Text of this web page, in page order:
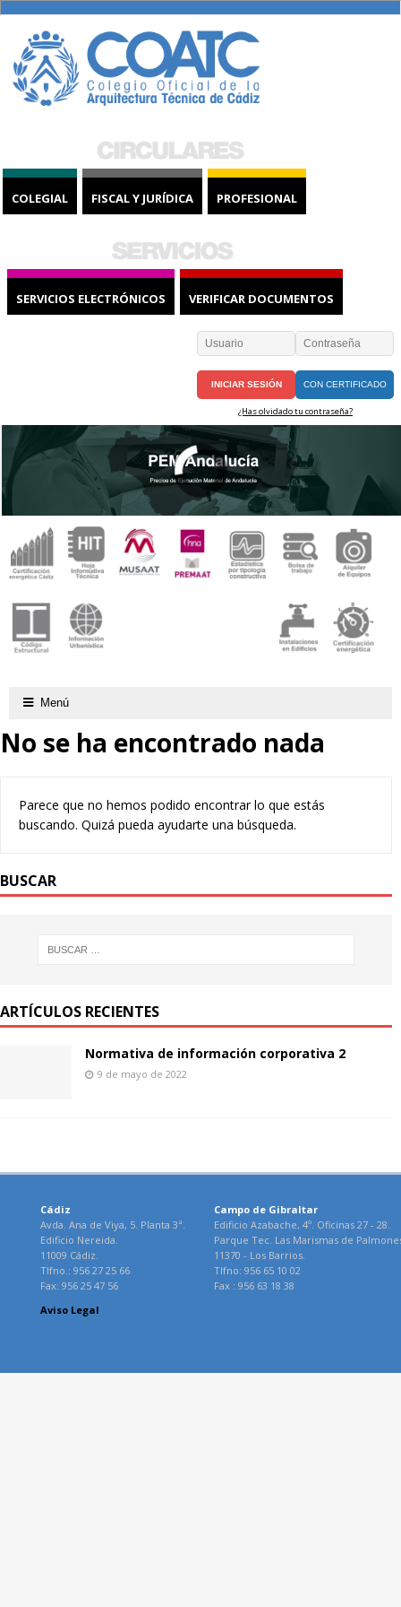
COLEGIAL FISCAL Y JURÍDICA PROFESIONAL
SERVICIOS ELECTRÓNICOS VERIFICAR DOCUMENTOS
CON CERTIFICADO
¿Has olvidado tu contraseña?
Menú
No se ha encontrado nada
Parece que no hemos podido encontrar lo que estás
buscando. Quizá pueda ayudarte una búsqueda.
BUSCAR
ARTÍCULOS RECIENTES
Normativa de información corporativa 2
9 de mayo de 2022
Cádiz
Avda. Ana de Viya, 5. Planta 3ª.
Edificio Nereida.
11009 Cádiz.
Tlfno.: 956 27 25 66
Fax: 956 25 47 56
Campo de Gibraltar
Edificio Azabache, 4º. Oficinas 27 - 28.
Parque Tec. Las Marismas de
11370 - Los Barrios.
Tlfno: 956 65 10 02
Fax : 956 63 18 38
Aviso Legal